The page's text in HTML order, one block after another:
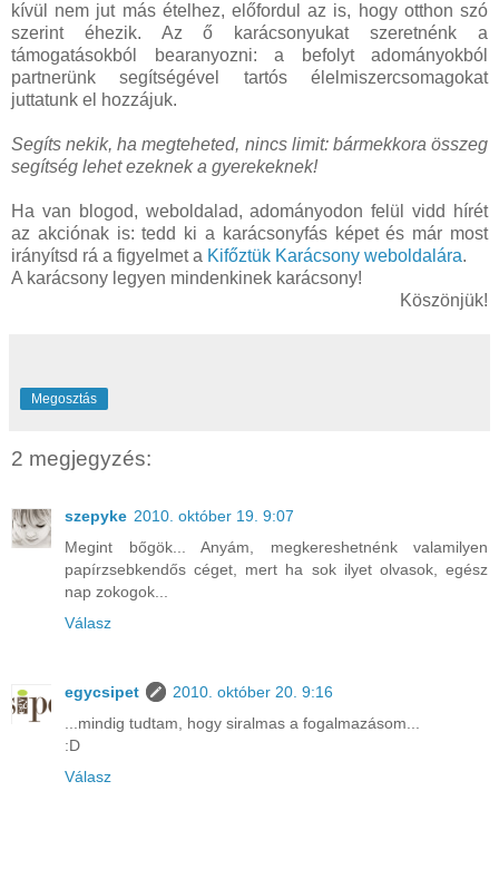
kívül nem jut más ételhez, előfordul az is, hogy otthon szó
szerint éhezik. Az ő karácsonyukat szeretnénk a
támogatásokból bearanyozni: a befolyt adományokból
partnerünk segítségével tartós élelmiszercsomagokat
juttatunk el hozzájuk.
Segíts nekik, ha megteheted, nincs limit: bármekkora összeg
segítség lehet ezeknek a gyerekeknek!
Ha van blogod, weboldalad, adományodon felül vidd hírét
az akciónak is: tedd ki a karácsonyfás képet és már most
irányítsd rá a figyelmet a Kifőztük Karácsony weboldalára.
A karácsony legyen mindenkinek karácsony!
Köszönjük!
Megosztás
2 megjegyzés:
szepyke 2010. október 19. 9:07
Megint bőgök... Anyám, megkereshetnénk valamilyen
papírzsebkendős céget, mert ha sok ilyet olvasok, egész
nap zokogok...
Válasz
egycsipet
2010. október 20. 9:16
...mindig tudtam, hogy siralmas a fogalmazásom...
:D
Válasz